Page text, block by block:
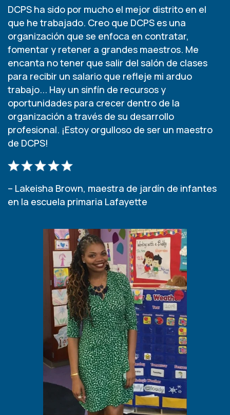
DCPS ha sido por mucho el mejor distrito en el
que he trabajado. Creo que DCPS es una
organización que se enfoca en contratar,
fomentar y retener a grandes maestros. Me
encanta no tener que salir del salón de clases
para recibir un salario que refleje mi arduo
trabajo... Hay un sinfín de recursos y
oportunidades para crecer dentro de la
organización a través de su desarrollo
profesional. ¡Estoy orgulloso de ser un maestro
de DCPS!
– Lakeisha Brown, maestra de jardín de infantes
en la escuela primaria Lafayette